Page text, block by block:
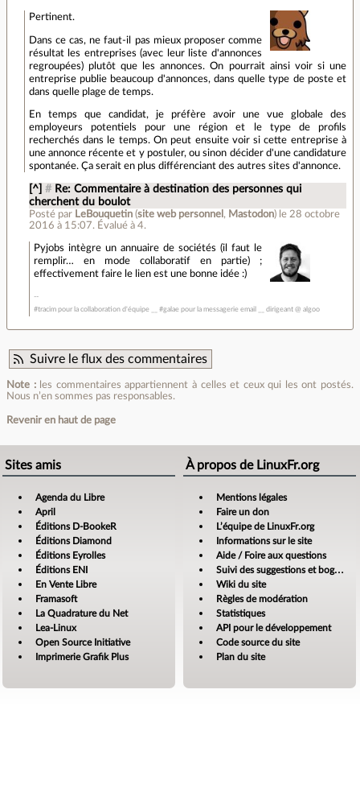
Pertinent.
Dans ce cas, ne faut-il pas mieux proposer comme
résultat les entreprises (avec leur liste d'annonces
regroupées) plutôt que les annonces. On pourrait ainsi voir si une
entreprise publie beaucoup d'annonces, dans quelle type de poste et
dans quelle plage de temps.
En temps que candidat, je préfère avoir une vue globale des
employeurs potentiels pour une région et le type de profils
recherchés dans le temps. On peut ensuite voir si cette entreprise à
une annonce récente et y postuler, ou sinon décider d'une candidature
spontanée. Ça serait en plus différenciant des autres sites d'annonce.
[^] # Re: Commentaire à destination des personnes qui
cherchent du boulot
Posté par LeBouquetin (site web personnel , Mastodon) le 28 octobre
2016 à 15:07. Évalué à4.
Pyjobs intègre un annuaire de sociétés (il faut le
remplir… en mode collaboratif en partie) ;
effectivement faire le lien est une bonne idée :)
#tracim pour la collaboration d'équipe __ #galae pour la messagerie email __ dirigeant @ algoo
Suivre le flux des commentaires
Note :les commentaires appartiennent à celles et ceux qui les ont postés.
Nous n’en sommes pas responsables.
Revenir en haut de page
Sites amis
Agenda du Libre
April
Éditions D-BookeR
Éditions Diamond
Éditions Eyrolles
Éditions ENI
En Vente Libre
Framasoft
La Quadrature du Net
Lea-Linux
Open Source Initiative
Imprimerie Grafik Plus
À propos de LinuxFr.org
Mentions légales
Faire un don
L’équipe de LinuxFr.org
Informations sur le site
Aide / Foire aux questions
Suivi des suggestions et bogues
Wiki du site
Règles de modération
Statistiques
API pour le développement
Code source du site
Plan du site